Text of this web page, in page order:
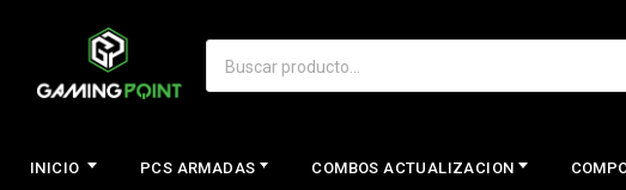
INICIO PCS ARMADAS COMBOS ACTUALIZACION